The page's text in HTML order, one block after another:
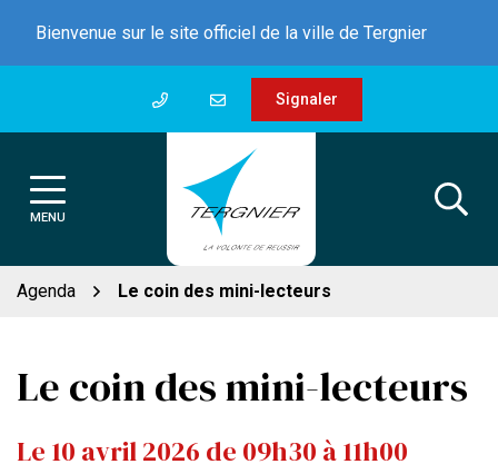
contenu
Bienvenue sur le site officiel de la ville de Tergnier
Signaler
MENU
Agenda Le coin des mini-lecteurs
Le coin des mini-lecteurs
Le 10 avril2026 de 09h30 à 11h00